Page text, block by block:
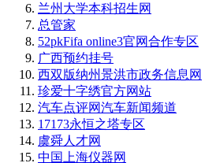
兰州大学本科招生网
总管家
52pkFifa online3官网合作专区
广西预约挂号
西双版纳州景洪市政务信息网
珍爱十字绣官方网站
汽车点评网汽车新闻频道
17173永恒之塔专区
虞舜人才网
中国上海仪器网